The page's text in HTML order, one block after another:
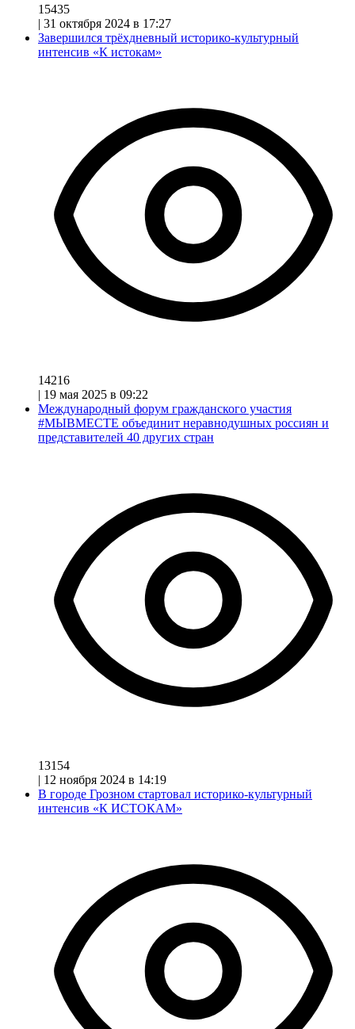
15435
| 31 октября 2024 в 17:27
Завершился трёхдневный историко-культурный
интенсив «К истокам»
14216
| 19 мая 2025 в 09:22
Международный форум гражданского участия
#МЫВМЕСТЕ объединит неравнодушных россиян и
представителей 40 других стран
13154
| 12 ноября 2024 в 14:19
В городе Грозном стартовал историко-культурный
интенсив «К ИСТОКАМ»